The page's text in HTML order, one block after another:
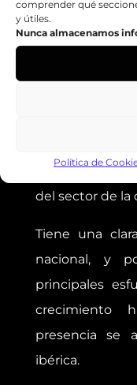
comprender qué
y útiles.
Nunca almacenamos
Política de
Email:
Web: https://
principales
del sector de la
Tiene una
nacional, y
principales
crecimiento
presencia se
ibérica.